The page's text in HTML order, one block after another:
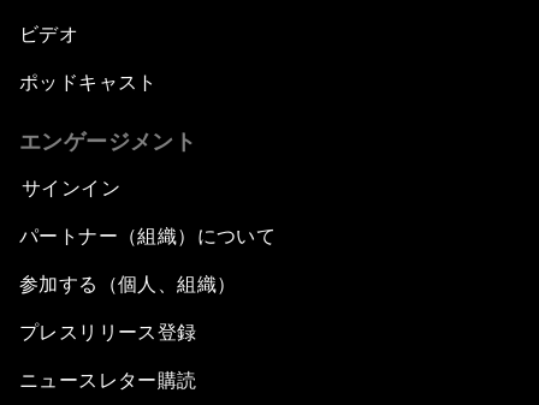
ビデオ
ポッドキャスト
エンゲージメント
サインイン
パートナー（組織）について
参加する（個人、組織）
プレスリリース登録
ニュースレター購読